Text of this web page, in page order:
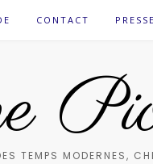
CONTACT PRESSE
TEMPS MODERNES,